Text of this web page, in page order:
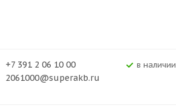
+7 391 2 06 10 00
2061000@superakb.ru
В наличии